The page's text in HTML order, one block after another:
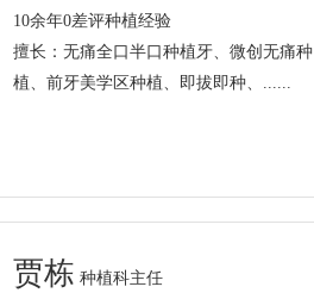
10余年0差评种植经验
擅长：无痛全口半口种植牙、微创无痛种
植、前牙美学区种植、即拔即种、......
贾栋 种植科主任